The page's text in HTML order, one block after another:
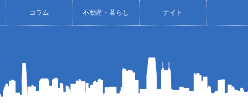
コラム 不動産・暮らし ナイト